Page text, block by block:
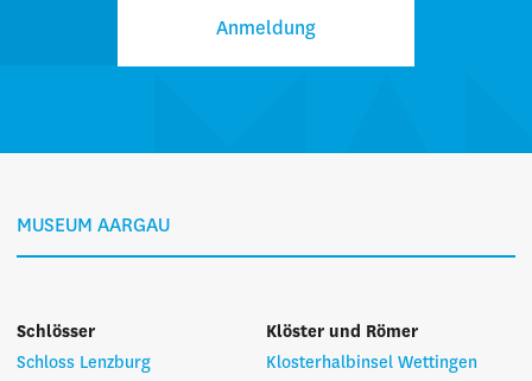
Anmeldung
MUSEUM AARGAU
Schlösser
Schloss Lenzburg
Klöster und Römer
Klosterhalbinsel Wettingen